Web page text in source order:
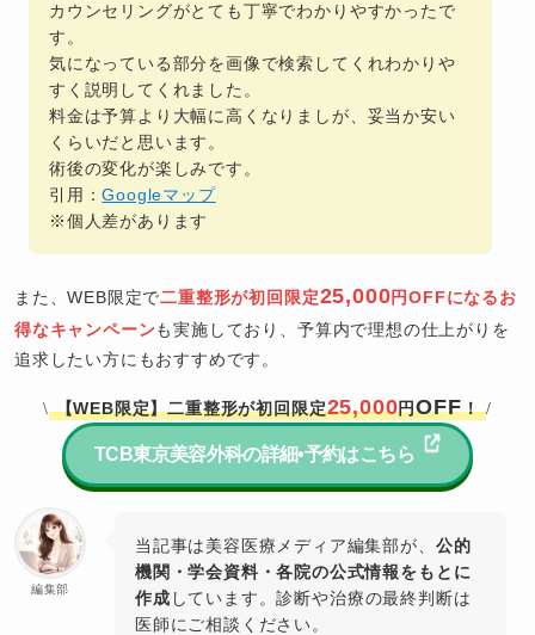
カウンセリングがとても丁寧でわかりやすかったで
す。
気になっている部分を画像で検索してくれわかりや
すく説明してくれました。
料金は予算より大幅に高くなりましが、妥当か安い
くらいだと思います。
術後の変化が楽しみです。
引用：Googleマップ
※個人差があります
また、WEB限定で二重整形が初回限定25,000円OFFになるお
得なキャンペーンも実施しており、予算内で理想の仕上がりを
追求したい方にもおすすめです。
\ 【WEB限定】二重整形が初回限定25,000円OFF！ /
TCB東京美容外科の詳細•予約はこちら
編集部
当記事は美容医療メディア編集部が、 公的
機関・学会資料・各院の公式情報をもとに
作成 しています。診断や治療の最終判断は
医師にご相談ください。